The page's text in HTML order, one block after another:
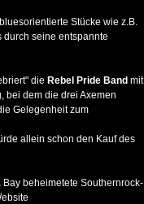
Stücke wie z.B.
seine entspannte
die Rebel Pride Band mit
bei dem die drei Axemen
Gelegenheit zum
allein schon den Kauf des
beheimetete Southernrock-